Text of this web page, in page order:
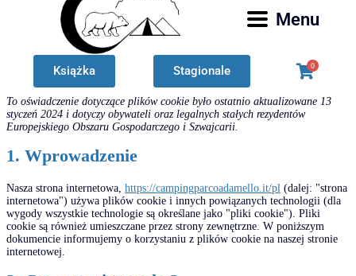
Menu
Książka Stagionale 0
To oświadczenie dotyczące plików cookie było ostatnio aktualizowane 13
styczeń 2024 i dotyczy obywateli oraz legalnych stałych rezydentów
Europejskiego Obszaru Gospodarczego i Szwajcarii.
1. Wprowadzenie
Nasza strona internetowa, https://campingparcoadamello.it/pl (dalej: "strona
internetowa") używa plików cookie i innych powiązanych technologii (dla
wygody wszystkie technologie są określane jako "pliki cookie"). Pliki
cookie są również umieszczane przez strony zewnętrzne. W poniższym
dokumencie informujemy o korzystaniu z plików cookie na naszej stronie
internetowej.